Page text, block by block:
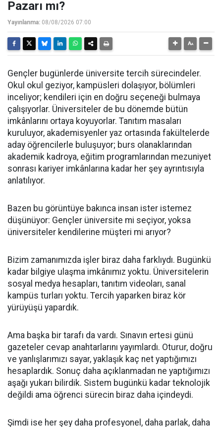
Pazarı mı?
Yayınlanma: 08/08/2026 07:00
Gençler bugünlerde üniversite tercih sürecindeler.
Okul okul geziyor, kampüsleri dolaşıyor, bölümleri
inceliyor; kendileri için en doğru seçeneği bulmaya
çalışıyorlar. Üniversiteler de bu dönemde bütün
imkânlarını ortaya koyuyorlar. Tanıtım masaları
kuruluyor, akademisyenler yaz ortasında fakültelerde
aday öğrencilerle buluşuyor; burs olanaklarından
akademik kadroya, eğitim programlarından mezuniyet
sonrası kariyer imkânlarına kadar her şey ayrıntısıyla
anlatılıyor.
Bazen bu görüntüye bakınca insan ister istemez
düşünüyor: Gençler üniversite mi seçiyor, yoksa
üniversiteler kendilerine müşteri mi arıyor?
Bizim zamanımızda işler biraz daha farklıydı. Bugünkü
kadar bilgiye ulaşma imkânımız yoktu. Üniversitelerin
sosyal medya hesapları, tanıtım videoları, sanal
kampüs turları yoktu. Tercih yaparken biraz kör
yürüyüşü yapardık.
Ama başka bir tarafı da vardı. Sınavın ertesi günü
gazeteler cevap anahtarlarını yayımlardı. Oturur, doğru
ve yanlışlarımızı sayar, yaklaşık kaç net yaptığımızı
hesaplardık. Sonuç daha açıklanmadan ne yaptığımızı
aşağı yukarı bilirdik. Sistem bugünkü kadar teknolojik
değildi ama öğrenci sürecin biraz daha içindeydi.
Şimdi ise her şey daha profesyonel, daha parlak, daha